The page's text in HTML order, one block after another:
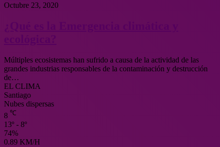
Octubre 23, 2020
Múltiples ecosistemas han sufrido a causa de la actividad de las
grandes industrias responsables de la contaminación y destrucción
de…
EL CLIMA
Santiago
Nubes dispersas
8 ℃
13º - 8º
74%
0.89 KM/H